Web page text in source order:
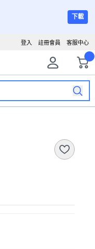
下載
客服中心
註冊會員
登入